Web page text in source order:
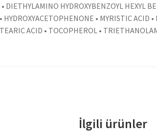
HYDROXYBENZOYL HEXYL
• MYRISTIC
ACID • TOCOPHEROL •
İlgili ürünler